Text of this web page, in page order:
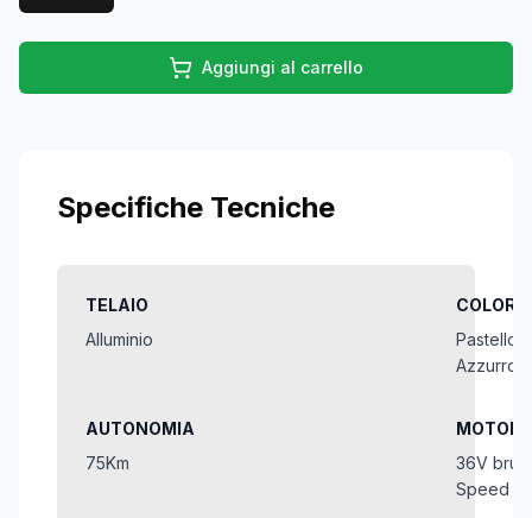
Aggiungi al carrello
Specifiche Tecniche
TELAIO
Alluminio
COLORE
Pastello:
Azzurro
AUTONOMIA
75Km
MOTORE
36V
Speed